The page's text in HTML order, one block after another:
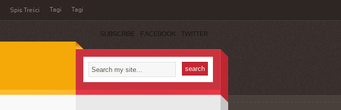
Spis Treści Tagi Tagi
SUBSCRIBE FACEBOOK TWITTER